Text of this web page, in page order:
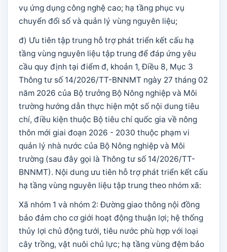
vụ ứng dụng công nghệ cao; hạ tầng phục vụ
chuyển đổi số và quản lý vùng nguyên liệu;
đ) Ưu tiên tập trung hỗ trợ phát triển kết cấu hạ
tầng vùng nguyên liệu tập trung để đáp ứng yêu
cầu quy định tại điểm đ, khoản 1, Điều 8, Mục 3
Thông tư số 14/2026/TT-BNNMT ngày 27 tháng 02
năm 2026 của Bộ trưởng Bộ Nông nghiệp và Môi
trường hướng dẫn thực hiện một số nội dung tiêu
chí, điều kiện thuộc Bộ tiêu chí quốc gia về nông
thôn mới giai đoạn 2026 - 2030 thuộc phạm vi
quản lý nhà nước của Bộ Nông nghiệp và Môi
trường (sau đây gọi là Thông tư số 14/2026/TT-
BNNMT). Nội dung ưu tiên hỗ trợ phát triển kết cấu
hạ tầng vùng nguyên liệu tập trung theo nhóm xã:
Xã nhóm 1 và nhóm 2: Đường giao thông nội đồng
bảo đảm cho cơ giới hoạt động thuận lợi; hệ thống
thủy lợi chủ động tưới, tiêu nước phù hợp với loại
cây trồng, vật nuôi chủ lực; hạ tầng vùng đệm bảo